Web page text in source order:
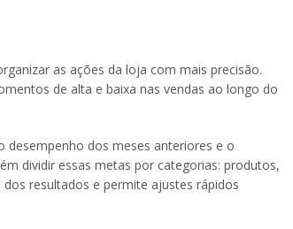
as ações da loja com mais precisão.
de alta e baixa nas vendas ao longo do
desempenho dos meses anteriores e o
dividir essas metas por categorias: produtos,
resultados e permite ajustes rápidos